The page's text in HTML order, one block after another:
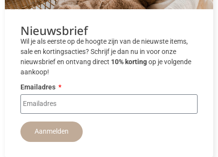
Nieuwsbrief
Wil je als eerste op de hoogte zijn van de nieuwste items,
sale en kortingsacties? Schrijf je dan nu in voor onze
nieuwsbrief en ontvang direct 10% kortingop je volgende
aankoop!
Emailadres
Aanmelden